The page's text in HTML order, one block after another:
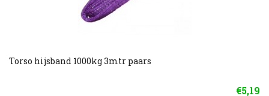
Torso hijsband 1000kg 3mtr paars
€5,19